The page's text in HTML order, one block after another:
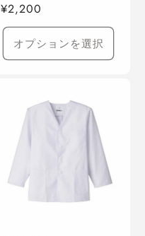
通
常
格
¥2,200
オプションを選択